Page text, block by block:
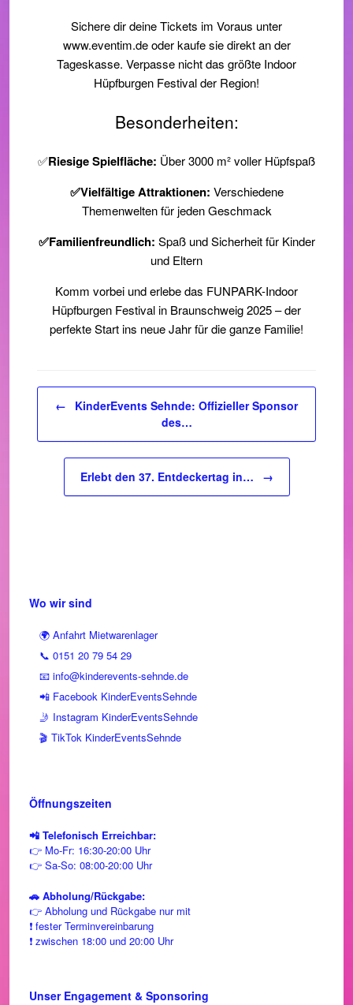
Sichere dir deine Tickets im Voraus unter
www.eventim.de oder kaufe sie direkt an der
Tageskasse. Verpasse nicht das größte Indoor
Hüpfburgen Festival der Region!
Besonderheiten:
✅Riesige Spielfläche: Über 3000 m² voller Hüpfspaß
✅Vielfältige Attraktionen: Verschiedene
Themenwelten für jeden Geschmack
✅Familienfreundlich: Spaß und Sicherheit für Kinder
und Eltern
Komm vorbei und erlebe das FUNPARK-Indoor
Hüpfburgen Festival in Braunschweig 2025 – der
perfekte Start ins neue Jahr für die ganze Familie!
←
KinderEvents Sehnde: Offizieller Sponsor
des…
Erlebt den 37. Entdeckertag in… →
Wo wir sind
🌍 Anfahrt Mietwarenlager
📞 0151 20 79 54 29
📧 info@kinderevents-sehnde.de
📲 Facebook KinderEventsSehnde
🤳 Instagram KinderEventsSehnde
🎬 TikTok KinderEventsSehnde
Öffnungszeiten
📲 Telefonisch Erreichbar:
👉 Mo-Fr: 16:30-20:00 Uhr
👉 Sa-So: 08:00-20:00 Uhr
🚗 Abholung/Rückgabe:
👉 Abholung und Rückgabe nur mit
❗ fester Terminvereinbarung
❗ zwischen 18:00 und 20:00 Uhr
Unser Engagement & Sponsoring